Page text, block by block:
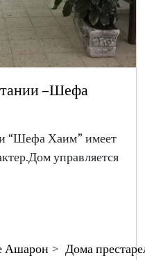
–Шефа
“Шефа Хаим” имеет
управляется
Ашарон Дома